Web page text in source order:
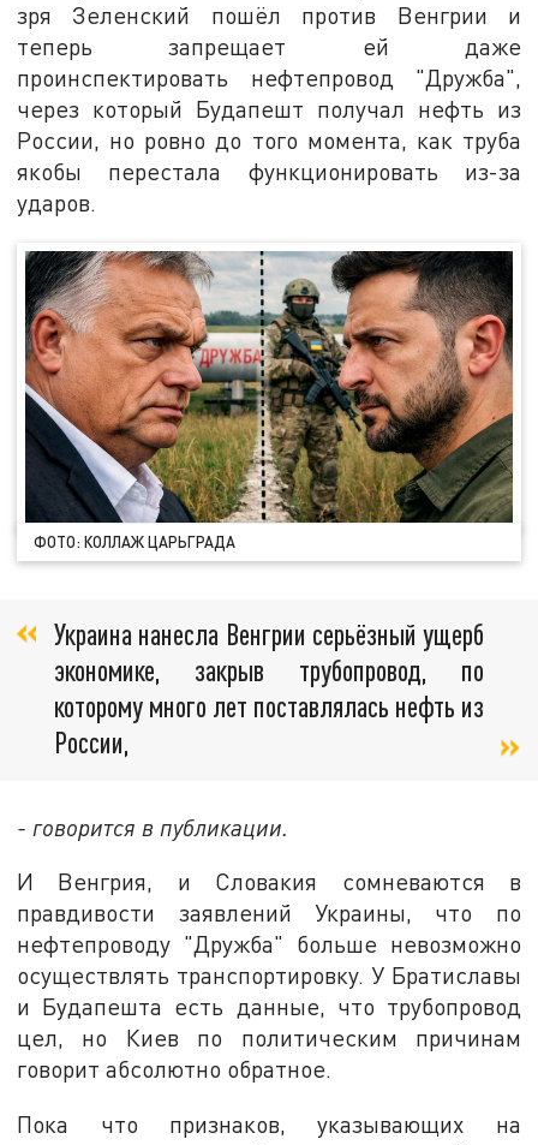
зря Зеленский пошёл против Венгрии и
теперь запрещает ей даже
проинспектировать нефтепровод "Дружба",
через который Будапешт получал нефть из
России, но ровно до того момента, как труба
якобы перестала функционировать из-за
ударов.
ФОТО: КОЛЛАЖ ЦАРЬГРАДА
Украина нанесла Венгрии серьёзный ущерб
экономике, закрыв трубопровод, по
которому много лет поставлялась нефть из
России,
- говорится в публикации.
И Венгрия, и Словакия сомневаются в
правдивости заявлений Украины, что по
нефтепроводу "Дружба" больше невозможно
осуществлять транспортировку. У Братиславы
и Будапешта есть данные, что трубопровод
цел, но Киев по политическим причинам
говорит абсолютно обратное.
Пока что признаков, указывающих на